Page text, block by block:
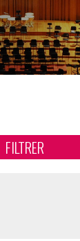
FILTRER